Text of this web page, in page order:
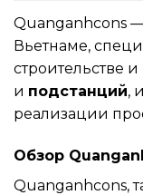
Quanganhcons
Вьетнаме,
строительстве
и подстанций,
реализации
Обзор
Quanganhcons,